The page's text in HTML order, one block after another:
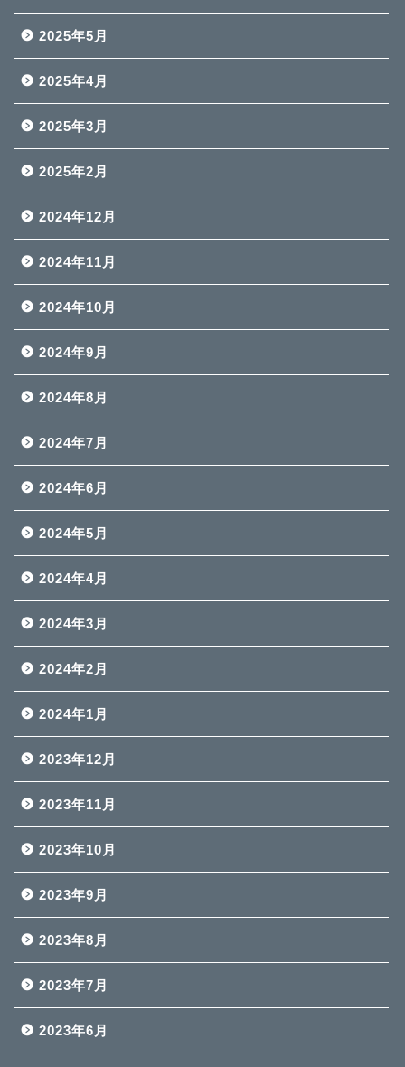
2025年5月
2025年4月
2025年3月
2025年2月
2024年12月
2024年11月
2024年10月
2024年9月
2024年8月
2024年7月
2024年6月
2024年5月
2024年4月
2024年3月
2024年2月
2024年1月
2023年12月
2023年11月
2023年10月
2023年9月
2023年8月
2023年7月
2023年6月